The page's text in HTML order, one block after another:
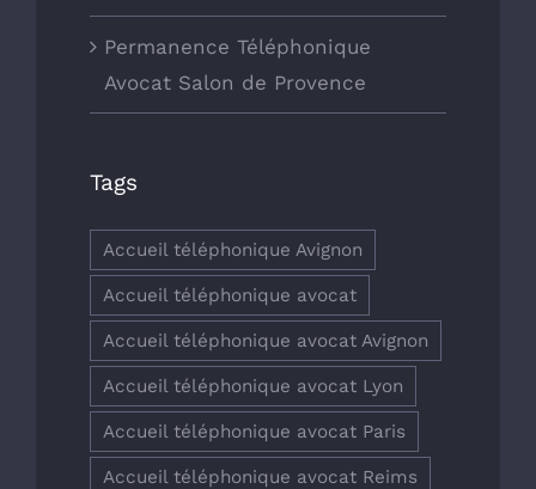
Permanence Téléphonique
Avocat Salon de Provence
Tags
Accueil téléphonique Avignon
Accueil téléphonique avocat
Accueil téléphonique avocat Avignon
Accueil téléphonique avocat Lyon
Accueil téléphonique avocat Paris
Accueil téléphonique avocat Reims